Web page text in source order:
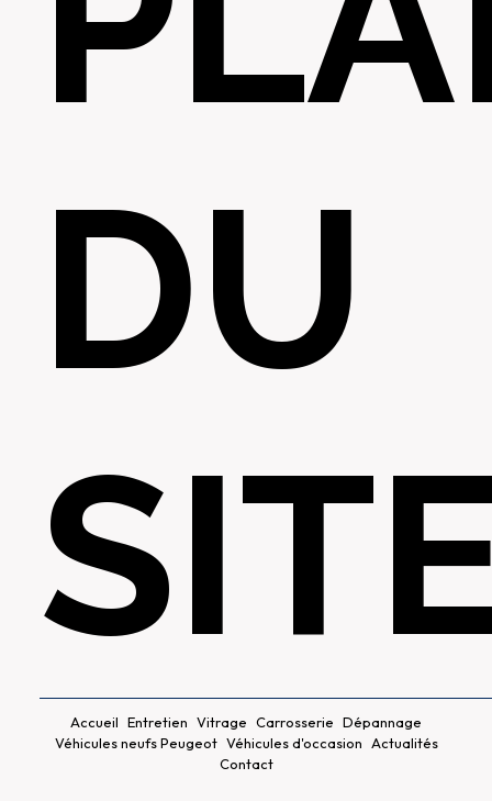
DU
Accueil Entretien Vitrage Carrosserie Dépannage
Véhicules neufs Peugeot Véhicules d'occasion Actualités
Contact